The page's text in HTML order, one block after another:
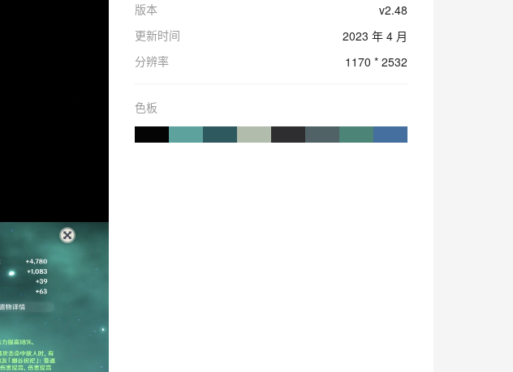
版本
v2.48
更新时间
2023 年 4 月
分辨率
1170 * 2532
色板